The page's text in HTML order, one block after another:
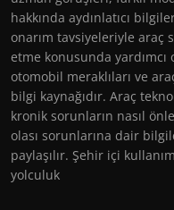
hakkında aydınlatıcı
onarım tavsiyeleriyle araç
etme konusunda
otomobil meraklıları ve
bilgi kaynağıdır. Araç
kronik sorunların nasıl
olası sorunlarına dair
paylaşılır. Şehir içi
yolculuk